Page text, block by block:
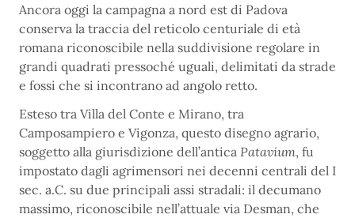
Ancora oggi la campagna a nord est di Padova
conserva la traccia del reticolo centuriale di età
romana riconoscibile nella suddivisione regolare in
grandi quadrati pressoché uguali, delimitati da strade
e fossi che si incontrano ad angolo retto.
Esteso tra Villa del Conte e Mirano, tra
Camposampiero e Vigonza, questo disegno agrario,
soggetto alla giurisdizione dell’antica Patavium, fu
impostato dagli agrimensori nei decenni centrali del I
sec. a.C. su due principali assi stradali: il decumano
massimo, riconoscibile nell’attuale via Desman, che